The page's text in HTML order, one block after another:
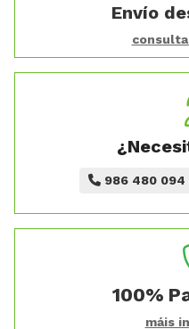
Envío
986 480 094
100%
máis